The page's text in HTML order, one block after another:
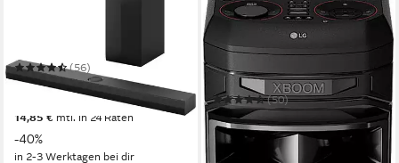
(56)
299,00 € UVP499,00 €
nur bis Dienstag
14,85 € mtl. in 24 Raten
-40%
in 2-3 Werktagen bei dir
XBOOM RNC9 Party-
Lautsprecher
Bluetooth
Netzwerkstandard
400 W
22,5 kg Gewicht
(50)
349,00 € UVP
nur bis Dienstag
mtl. in 24 Raten